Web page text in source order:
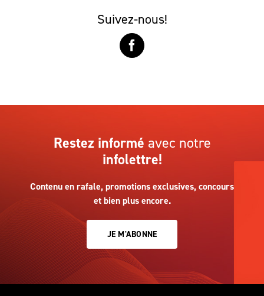
Suivez-nous!
Restez informé avec notre
infolettre!
Contenu en rafale, promotions exclusives, concours
et bien plus encore.
JE M'ABONNE